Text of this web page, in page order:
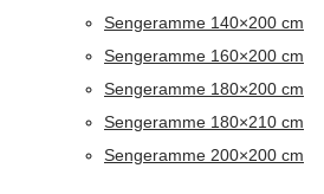
Sengeramme 140×200 cm
Sengeramme 160×200 cm
Sengeramme 180×200 cm
Sengeramme 180×210 cm
Sengeramme 200×200 cm